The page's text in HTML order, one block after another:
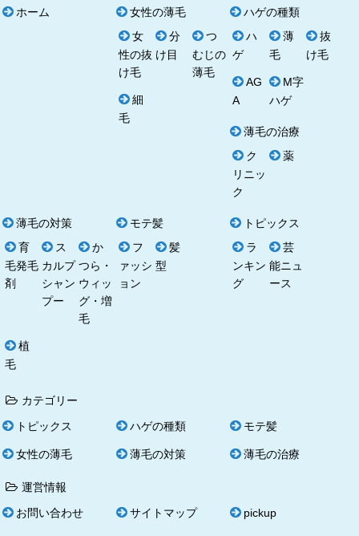
ホーム
女性の薄毛
女
性の抜
け毛
分
け目
つ
むじの
薄毛
細
毛
ハゲの種類
ハ
ゲ
薄
毛
抜
け毛
AG
A
M字
ハゲ
薄毛の治療
ク
リニッ
ク
薬
薄毛の対策
育
毛発毛
剤
ス
カルプ
シャン
プー
か
つら・
ウィッ
グ・増
毛
植
毛
モテ髪
フ
ァッシ
ョン
髪
型
トピックス
ラ
ンキン
グ
芸
能ニュ
ース
カテゴリー
トピックス
ハゲの種類 モテ髪
女性の薄毛 薄毛の対策 薄毛の治療
運営情報
お問い合わせ
サイトマップ pickup